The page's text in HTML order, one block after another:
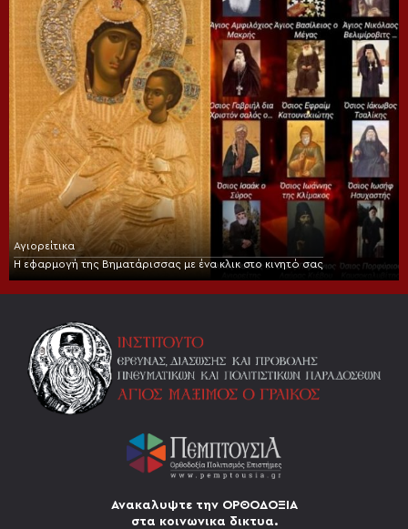
Αγιορείτικα
Η εφαρμογή της Βηματάρισσας με ένα κλικ στο κινητό σας
Ανακαλυψτε την ΟΡΘΟΔΟΞΙΑ
στα κοινωνικα δικτυα.